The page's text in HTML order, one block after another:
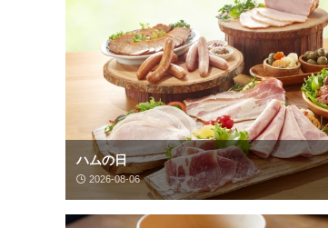
ハムの日
2026-08-06